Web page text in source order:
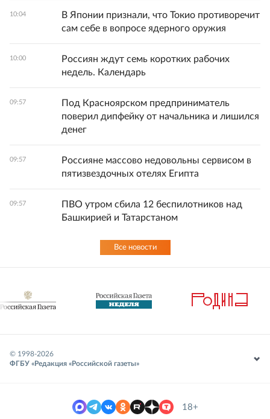
10:04
В Японии признали, что Токио противоречит
сам себе в вопросе ядерного оружия
10:00
Россиян ждут семь коротких рабочих
недель. Календарь
09:57
Под Красноярском предприниматель
поверил дипфейку от начальника и лишился
денег
09:57
Россияне массово недовольны сервисом в
пятизвездочных отелях Египта
09:57
ПВО утром сбила 12 беспилотников над
Башкирией и Татарстаном
Все новости
© 1998-2026
ФГБУ «Редакция «Российской газеты»
18+